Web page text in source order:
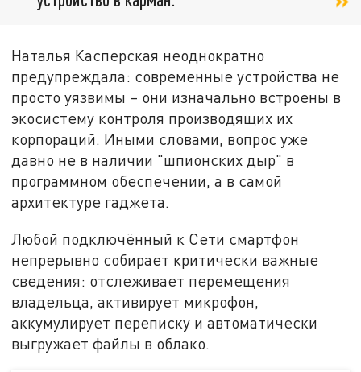
Наталья Касперская неоднократно
предупреждала: современные устройства не
просто уязвимы – они изначально встроены в
экосистему контроля производящих их
корпораций. Иными словами, вопрос уже
давно не в наличии "шпионских дыр" в
программном обеспечении, а в самой
архитектуре гаджета.
Любой подключённый к Сети смартфон
непрерывно собирает критически важные
сведения: отслеживает перемещения
владельца, активирует микрофон,
аккумулирует переписку и автоматически
выгружает файлы в облако.